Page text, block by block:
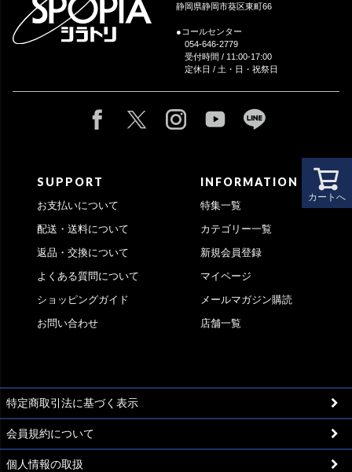
カートへ
静岡県静岡市葵区東町66
●コールセンター
054-646-2779
受付時間 / 11:00-17:00
定休日 / 土・日・祝祭日
SUPPORT
お支払いについて
配送・送料について
返品・交換について
よくある質問について
ショッピングガイド
お問い合わせ
INFORMATION
特集一覧
カテゴリー一覧
新規会員登録
マイページ
メールマガジン購読
店舗一覧
特定商取引法に基づく表示
会員規約について
個人情報の取扱